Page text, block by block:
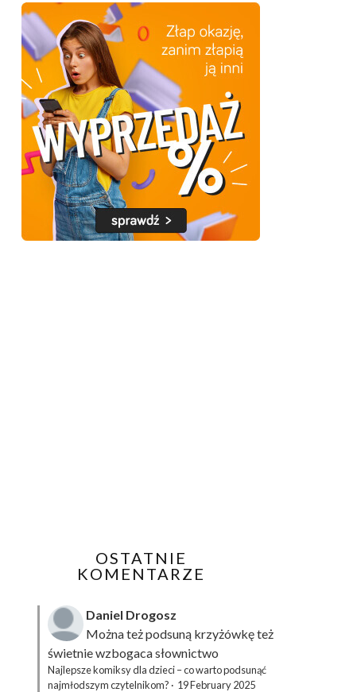
OSTATNIE
KOMENTARZE
Daniel Drogosz
Można też podsuną krzyżówkęteż
świetnie wzbogaca słownictwo
Najlepsze komiksy dla dzieci – co warto podsunąć
najmłodszym czytelnikom? · 19 February 2025